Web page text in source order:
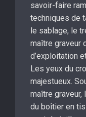
savoir-faire
techniques de
le sablage, le
maître graveur
d’exploitation
Les yeux du
majestueux.
maître
du boîtier en